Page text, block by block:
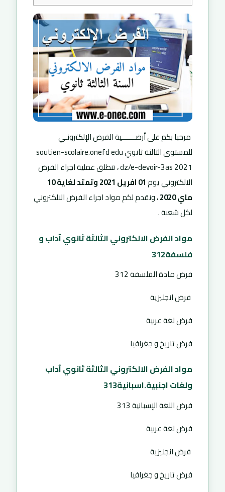
مرحبا بكم على أرضـــــــية الفرض الإلكترونـي
للمستوى الثالثة ثانوي soutien-scolaire.onefd edu
dz/e-devoir-3as 2021 ، تنطلق عملية اجراء الفرض
الالكتروني يوم
01 افريل 2021 وتمتد لغاية 10
ماي 2020
، ونقدم لكم مواد اجراء الفرض الالكتروني
لكل شعبة .
مواد الفرض الالكتروني الثالثة ثانوي آداب و
فلسفة312
فرض مادة الفلسفة 312
فرض انجليزية
فرض لغة عربية
فرض تاريخ و جغرافيا
مواد الفرض الالكتروني الثالثة ثانوي آداب
ولغات اجنبية.اسبانية313
فرض اللغة الإسبانية 313
فرض لغة عربية
فرض انجليزية
فرض تاريخ و جغرافيا